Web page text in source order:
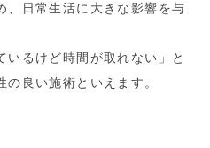
、日常生活に大きな影響を与
いるけど時間が取れない」と
良い施術といえます。